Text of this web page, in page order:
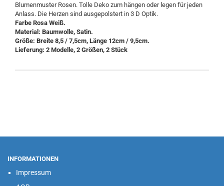
Blumenmuster Rosen. Tolle Deko zum hängen oder legen für jeden
Anlass. Die Herzen sind ausgepolstert in 3 D Optik.
Farbe Rosa Weiß.
Material: Baumwolle, Satin.
Größe: Breite 8,5 / 7,5cm, Länge 12cm / 9,5cm.
Lieferung: 2 Modelle, 2 Größen, 2 Stück
INFORMATIONEN
Impressum